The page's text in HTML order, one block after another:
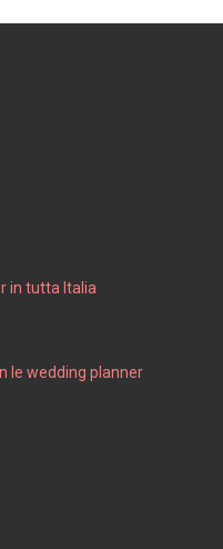
in tutta Italia
le wedding planner